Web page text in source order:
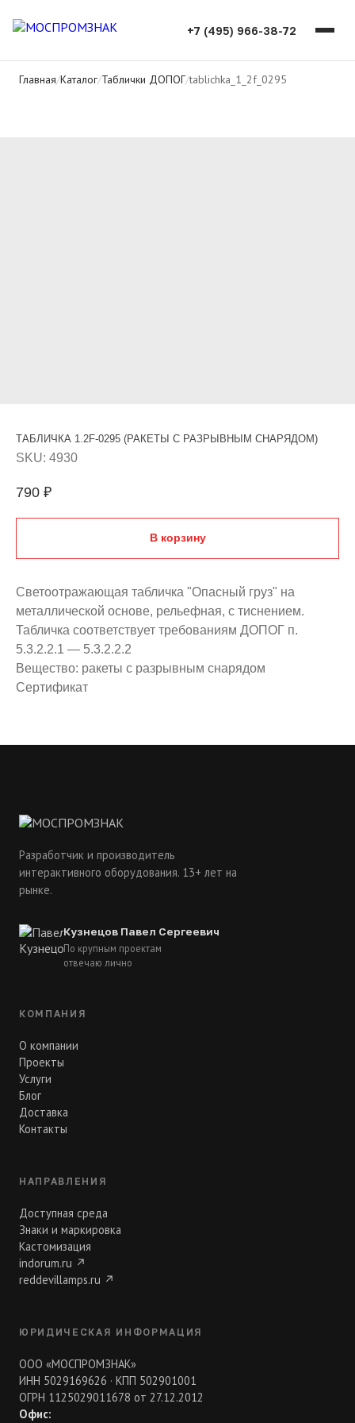
+7 (495) 966-38-72
Главная/Каталог/Таблички ДОПОГ/tablichka_1_2f_0295
ТАБЛИЧКА 1.2F-0295 (РАКЕТЫ С РАЗРЫВНЫМ СНАРЯДОМ)
SKU: 4930
790 ₽
В корзину
Светоотражающая табличка "Опасный груз" на
металлической основе, рельефная, с тиснением.
Табличка соответствует требованиям ДОПОГ п.
5.3.2.2.1 — 5.3.2.2.2
Вещество: ракеты с разрывным снарядом
Сертификат
Разработчик и производитель
интерактивного оборудования. 13+ лет на
рынке.
Кузнецов Павел Сергеевич
По крупным проектам
отвечаю лично
КОМПАНИЯ
О компании
Проекты
Услуги
Блог
Доставка
Контакты
НАПРАВЛЕНИЯ
Доступная среда
Знаки и маркировка
Кастомизация
indorum.ru ↗
reddevillamps.ru ↗
ЮРИДИЧЕСКАЯ ИНФОРМАЦИЯ
ООО «МОСПРОМЗНАК»
ИНН 5029169626 · КПП 502901001
ОГРН 1125029011678 от 27.12.2012
Офис: